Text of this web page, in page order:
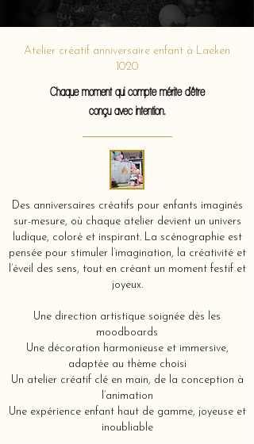
Atelier créatif anniversaire enfant à Laeken
1020
Chaque moment qui compte mérite d'être
conçu avec intention.
Des anniversaires créatifs pour enfants imaginés
sur-mesure, où chaque atelier devient un univers
ludique, coloré et inspirant. La scénographie est
pensée pour stimuler l’imagination, la créativité et
l’éveil des sens, tout en créant un moment festif et
joyeux.
Une direction artistique soignée dès les
moodboards
Une décoration harmonieuse et immersive,
adaptée au thème choisi
Un atelier créatif clé en main, de la conception à
l’animation
Une expérience enfant haut de gamme, joyeuse et
inoubliable